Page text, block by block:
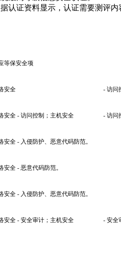
认证资料显示，认证需要测评
等保安全项
安全 - 访问
安全 - 访问控制；主机安全 - 访问
安全 - 入侵防护、恶意代码防范。
安全 - 恶意代码防范。
安全 - 入侵防护、恶意代码防范。
安全 - 安全审计；主机安全 - 安全